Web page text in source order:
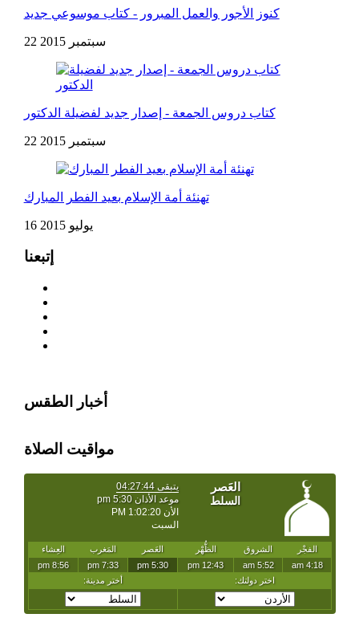
كنوز الأجور والعمل المبرور - كتاب موسوعي جديد
22 سبتمبر 2015
كتاب دروس الجمعة - إصدار جديد لفضيلة الدكتور
22 سبتمبر 2015
تهنئة أمة الإسلام بعيد الفطر المبارك
16 يوليو 2015
إتبعنا
أخبار الطقس
مواقيت الصلاة